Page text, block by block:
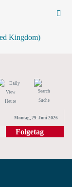
Heute Suche
Montag, 29. Juni 2026
Folgetag